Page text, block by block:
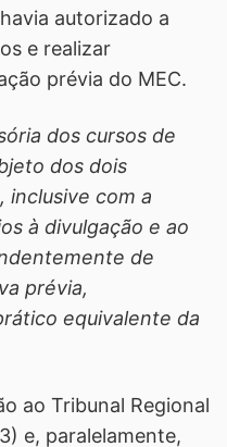
autorizado a
e realizar
prévia do MEC.
dos cursos de
dos dois
inclusive com a
à divulgação e ao
de
prévia,
equivalente da
ao Tribunal Regional
e, paralelamente,